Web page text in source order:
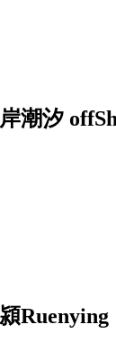
潮汐
Ruenying